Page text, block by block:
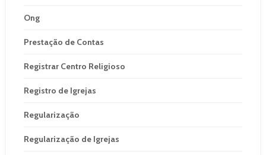
Ong
Prestação de Contas
Registrar Centro Religioso
Registro de Igrejas
Regularização
Regularização de Igrejas